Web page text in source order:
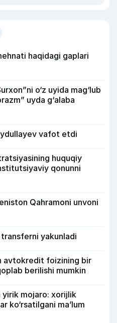
haqidagi gaplari
o‘z uyida mag‘lub
uyda g‘alaba
vafot etdi
huquqiy
qonunni
Qahramoni unvoni
yakunladi
avtokredit foizining bir
berilishi mumkin
mojaro: xorijlik
ko‘rsatilgani ma’lum